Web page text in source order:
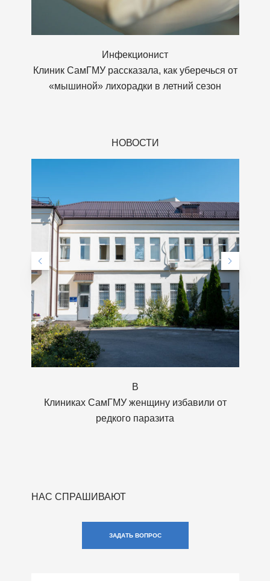
Инфекционист
Клиник СамГМУ рассказала, как уберечься от
«мышиной» лихорадки в летний сезон
НОВОСТИ
В
Клиниках СамГМУ женщину избавили от
редкого паразита
НАС СПРАШИВАЮТ
ЗАДАТЬ ВОПРОС